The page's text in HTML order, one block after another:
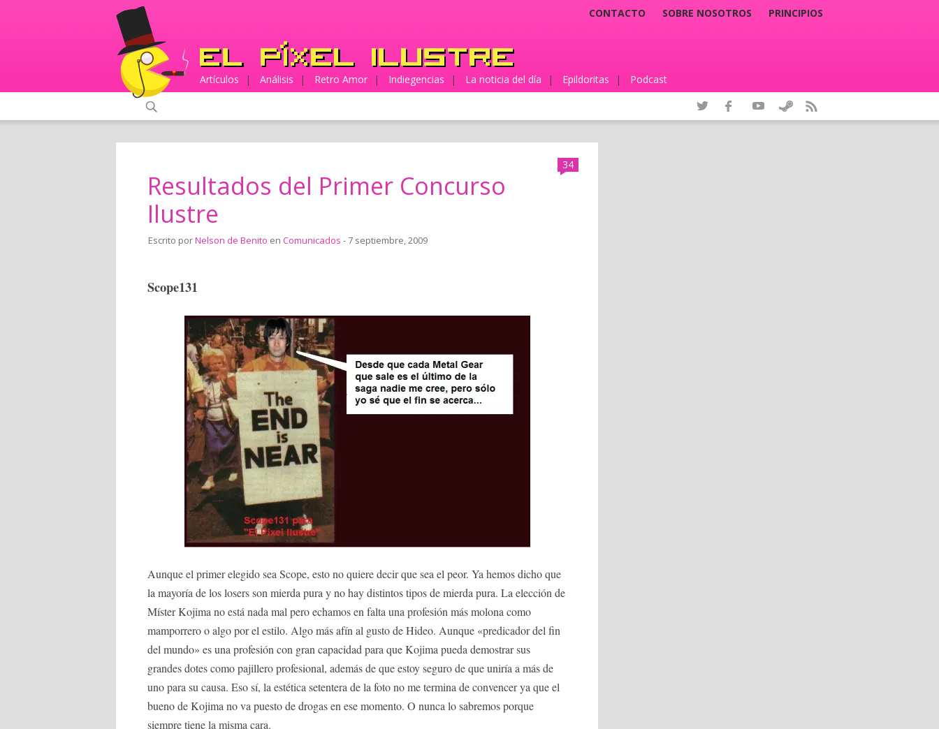
CONTACTO SOBRE NOSOTROS PRINCIPIOS
Artículos | Análisis | Retro Amor | Indiegencias | La noticia del día | Epildoritas | Podcast
34
Resultados del Primer Concurso
Ilustre
Escrito porNelson de Benito en Comunicados - 7 septiembre, 2009
Scope131
Aunque el primer elegido sea Scope, esto no quiere decir que sea el peor. Ya hemos dicho que
la mayoría de los losers son mierda pura y no hay distintos tipos de mierda pura. La elección de
Míster Kojima no está nada mal pero echamos en falta una profesión más molona como
mamporrero o algo por el estilo. Algo más afín al gusto de Hideo. Aunque «predicador del fin
del mundo» es una profesión con gran capacidad para que Kojima pueda demostrar sus
grandes dotes como pajillero profesional, además de que estoy seguro de que uniría a más de
uno para su causa. Eso sí, la estética setentera de la foto no me termina de convencer ya que el
bueno de Kojima no va puesto de drogas en ese momento. O nunca lo sabremos porque
siempre tiene la misma cara.